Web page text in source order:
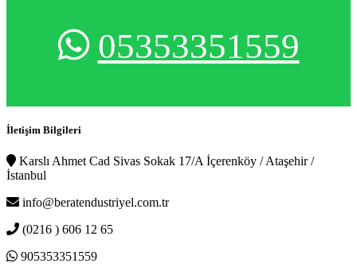
05353351559
İletişim Bilgileri
Karslı Ahmet Cad Sivas Sokak 17/A İçerenköy / Ataşehir /
İstanbul
info@beratendustriyel.com.tr
(0216 ) 606 12 65
905353351559